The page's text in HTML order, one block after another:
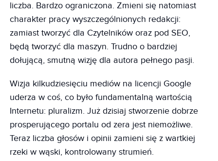
liczba. Bardzo ograniczona. Zmieni się natomiast
charakter pracy wyszczególnionych redakcji:
zamiast tworzyć dla Czytelników oraz pod SEO,
będą tworzyć dla maszyn. Trudno o bardziej
dołującą, smutną wizję dla autora pełnego pasji.
Wizja kilkudziesięciu mediów na licencji Google
uderza w coś, co było fundamentalną wartością
Internetu: pluralizm. Już dzisiaj stworzenie dobrze
prosperującego portalu od zera jest niemożliwe.
Teraz liczba głosów i opinii zamieni się z wartkiej
rzeki w wąski, kontrolowany strumień.